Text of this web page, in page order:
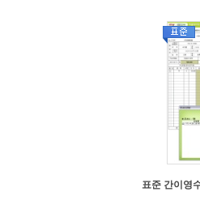
표준 간이영